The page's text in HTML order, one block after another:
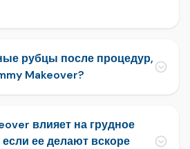
рубцы после процедур,
Makeover?
влияет на грудное
ее делают вскоре